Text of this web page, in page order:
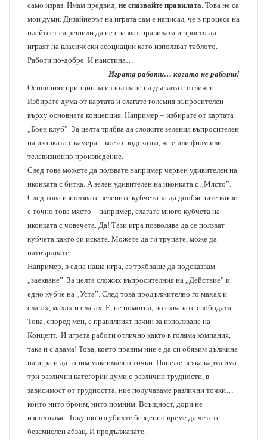
само израз. Имам предвид, не спазвайте правилата. Това не са
мои думи. Дизайнерът на играта сам е написал, че в процеса на
плейтест са решили да не спазват правилата и просто да
играят на класически асоциации като използват таблото.
Работи по-добре. И наистина…
Играта работи… когато не работи!
Основният принцип за използване на дъската е отличен.
Избирате дума от картата и слагате големия въпросителен
върху основната концепция. Например – избирате от картата
„Боен клуб”. За целта трябва да сложите зеления въпросителен
на иконката с камера – което подсказва, че е или филм или
телевизионно произведение.
След това можете да ползвате например червен удивителен на
иконката с битка. А зелен удивителен на иконката с „Място”.
След това използвате зелените кубчета за да дообясните какво
е точно това място – например, слагате много кубчета на
иконката с човечета. Да! Тази игра позволява да се ползват
кубчета както си искате. Можете да ги трупате, може да
натвърдвате.
Например, в една наша игра, аз трябваше да подсказвам
„заекване”. За целта сложих въпросителния на „Действие” и
едно кубче на „Уста”. След това продължително го махах и
слагах, махах и слагах. Е, не помогна, но схванате свободата.
Това, според мен, е правилният начин за използване на
Концепт. И играта работи отлично както в голяма компания,
така и с двама! Това, което правим ние е да си обявим дължина
на игра и да гоним максимално точки. Понеже всяка карта има
три различни категории думи с различни трудности, в
зависимост от трудността, ние получаваме различни точки…
които нито броим, нито помним. Всъщност, дори не
използваме. Току що изгубихте безценно време да четете
безсмислен абзац. И продължавате.